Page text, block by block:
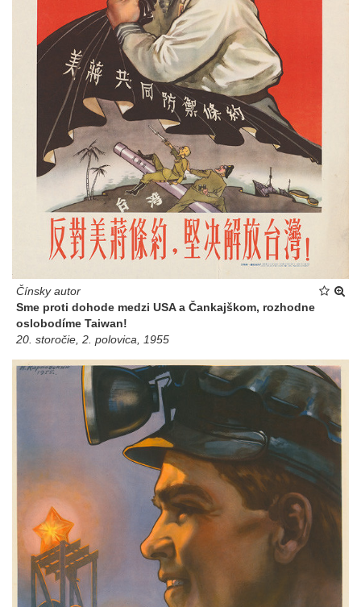
Čínsky autor
Sme proti dohode medzi USA a Čankajškom, rozhodne
oslobodíme Taiwan!
20. storočie, 2. polovica, 1955